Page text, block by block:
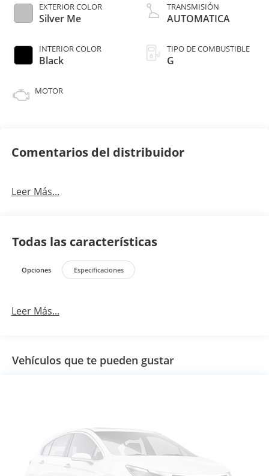
EXTERIOR COLOR
Silver Me
INTERIOR COLOR
Black
MOTOR
TRANSMISIÓN
AUTOMATICA
TIPO DE COMBUSTIBLE
G
Comentarios del distribuidor
Leer Más...
Todas las características
Opciones Especificaciones
Leer Más...
Vehículos que te pueden gustar